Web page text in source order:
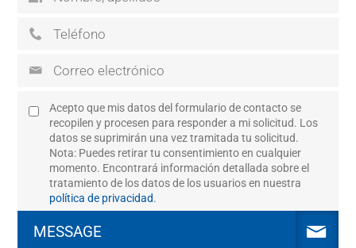
Acepto que mis datos del formulario de contacto se
recopilen y procesen para responder a mi solicitud. Los
datos se suprimirán una vez tramitada tu solicitud.
Nota: Puedes retirar tu consentimiento en cualquier
momento. Encontrará información detallada sobre el
tratamiento de los datos de los usuarios en nuestra
política de privacidad.
MESSAGE